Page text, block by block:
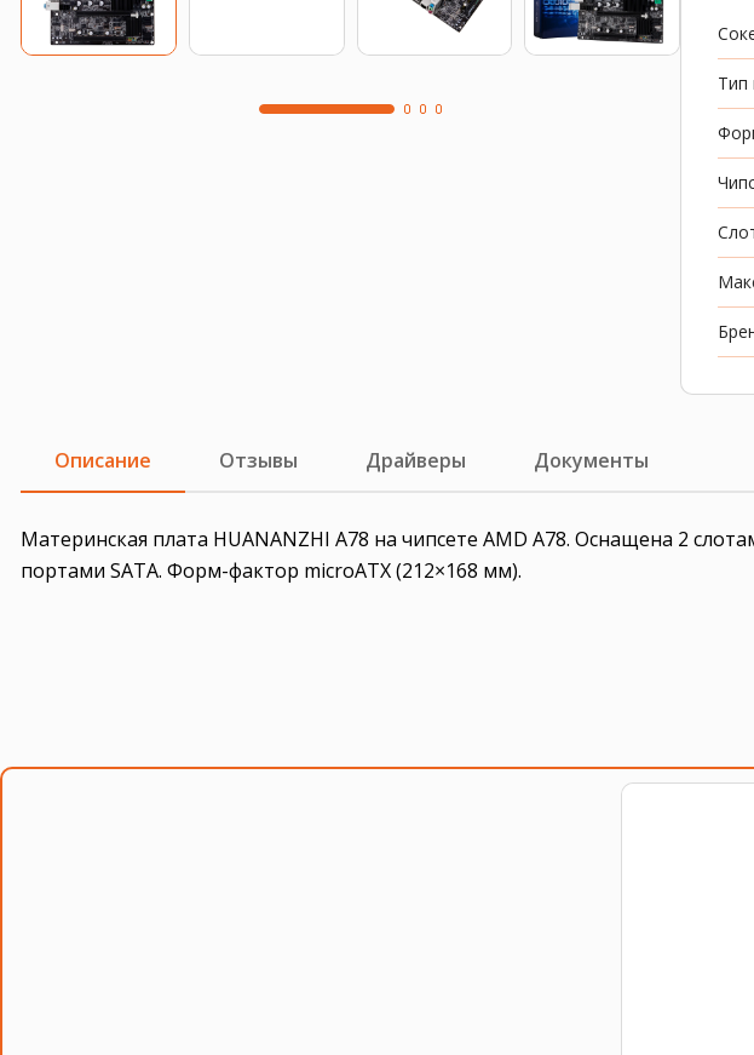
Тип
Описание Отзывы Драйверы Документы
Материнская плата HUANANZHI A78 на чипсете AMD A78. Оснащена 2
портами SATA. Форм-фактор microATX (212×168 мм).